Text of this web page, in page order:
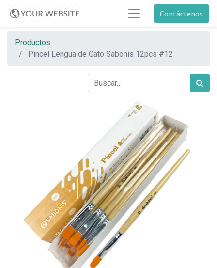
Contáctenos
Productos
Pincel Lengua de Gato Sabonis 12pcs #12